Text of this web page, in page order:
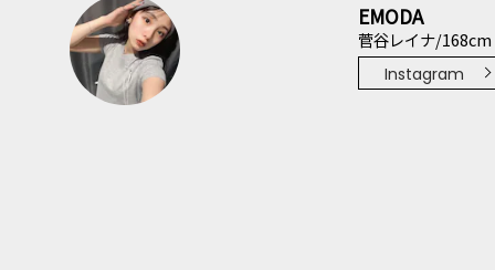
EMODA
菅谷レイナ/168cm
Instagram